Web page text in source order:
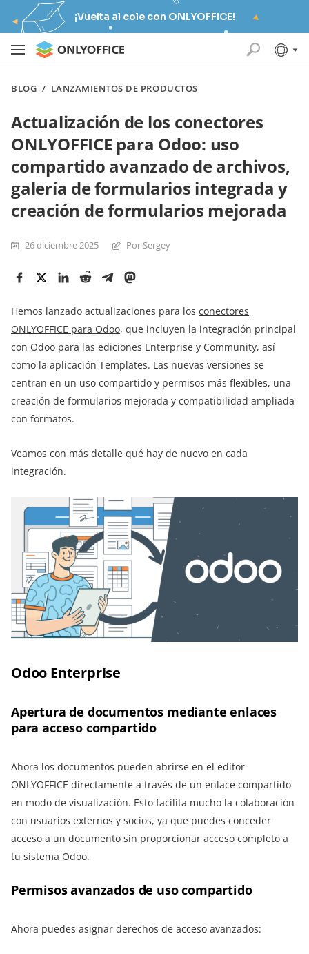
¡Vuelta al cole con ONLYOFFICE!
BLOG / LANZAMIENTOS DE PRODUCTOS
Actualización de los conectores
ONLYOFFICE para Odoo: uso
compartido avanzado de archivos,
galería de formularios integrada y
creación de formularios mejorada
26 diciembre 2025 Por Sergey
Hemos lanzado actualizaciones para los conectores
ONLYOFFICE para Odoo, que incluyen la integración principal
con Odoo para las ediciones Enterprise y Community, así
como la aplicación Templates. Las nuevas versiones se
centran en un uso compartido y permisos más flexibles, una
creación de formularios mejorada y compatibilidad ampliada
con formatos.
Veamos con más detalle qué hay de nuevo en cada
integración.
Odoo Enterprise
Apertura de documentos mediante enlaces
para acceso compartido
Ahora los documentos pueden abrirse en el editor
ONLYOFFICE directamente a través de un enlace compartido
en modo de visualización. Esto facilita mucho la colaboración
con usuarios externos y socios, ya que puedes conceder
acceso a un documento sin proporcionar acceso completo a
tu sistema Odoo.
Permisos avanzados de uso compartido
Ahora puedes asignar derechos de acceso avanzados: